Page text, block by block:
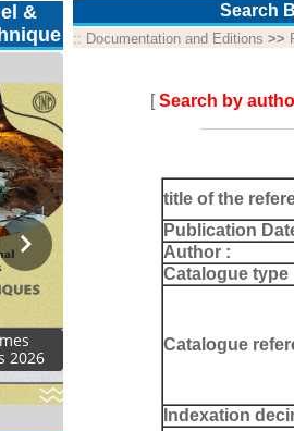
&
Search
:: Documentation and Editions >>
[Search by
title of the
Publication
Author :
Catalogue type
Catalogue
Indexation